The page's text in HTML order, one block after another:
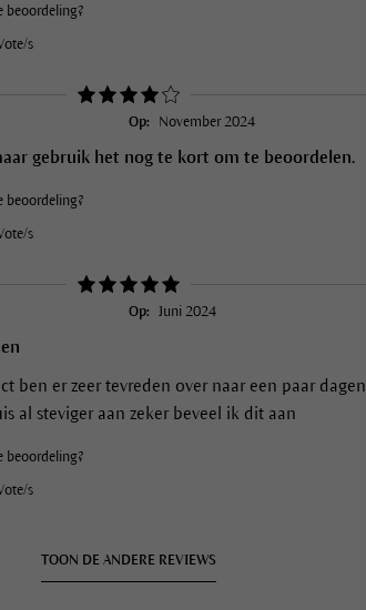
beoordeling?
s
Op: November 2024
gebruik het nog te kort om te beoordelen.
beoordeling?
s
Op: Juni 2024
ben er zeer tevreden over naar een paar dagen
al steviger aan zeker beveel ik dit aan
beoordeling?
s
TOON DE ANDERE REVIEWS